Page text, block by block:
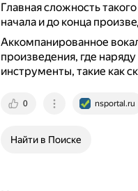
Главная сложность
начала и до конца
Аккомпанированное
произведения, где
инструменты, такие как
0 nsportal.ru
Найти в Поиске